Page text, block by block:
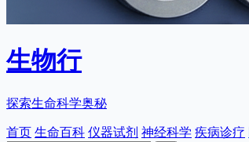
生物行
探索生命科学奥秘
首页 生命百科 仪器试剂 神经科学 疾病诊疗